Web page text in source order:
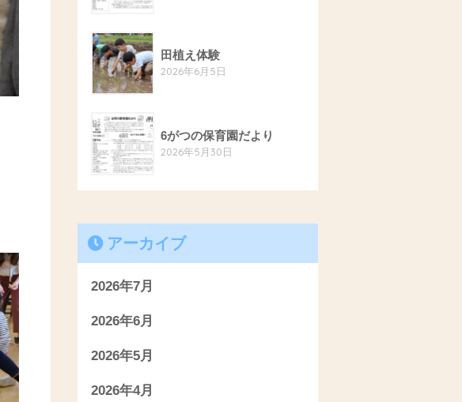
田植え体験
2026年6月5日
6がつの保育園だより
2026年5月30日
アーカイブ
2026年7月
2026年6月
2026年5月
2026年4月